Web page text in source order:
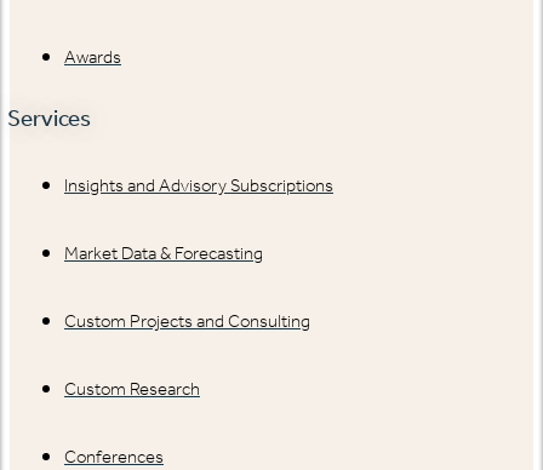
Awards
Services
Insights and Advisory Subscriptions
Market Data & Forecasting
Custom Projects and Consulting
Custom Research
Conferences